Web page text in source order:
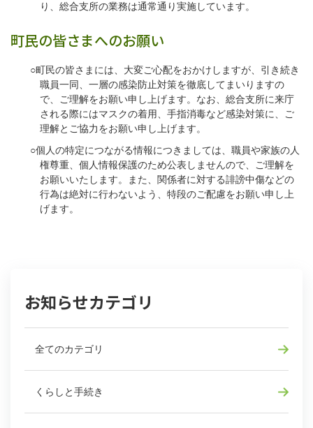
り、総合支所の業務は通常通り実施しています。
町民の皆さまへのお願い
○町民の皆さまには、大変ご心配をおかけしますが、引き続き
職員一同、一層の感染防止対策を徹底してまいりますの
で、ご理解をお願い申し上げます。なお、総合支所に来庁
される際にはマスクの着用、手指消毒など感染対策に、ご
理解とご協力をお願い申し上げます。
○個人の特定につながる情報につきましては、職員や家族の人
権尊重、個人情報保護のため公表しませんので、ご理解を
お願いいたします。また、関係者に対する誹謗中傷などの
行為は絶対に行わないよう、特段のご配慮をお願い申し上
げます。
お知らせカテゴリ
全てのカテゴリ
くらしと手続き